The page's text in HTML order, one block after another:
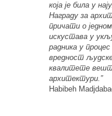
која је била у
Награду за
причати о
искустава у
радника у
вредност
квалитете
архитектури.”
Habibeh